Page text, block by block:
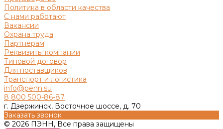
Политика в области качества
С нами работают
Вакансии
Охрана труда
Партнерам
Реквизиты компании
Типовой договор
Для поставщиков
Транспорт и логистика
info@penn.su
8 800 500-86-87
г. Дзержинск, Восточное шоссе, д. 70
Заказать звонок
© 2026 ПЭНН, Все права защищены